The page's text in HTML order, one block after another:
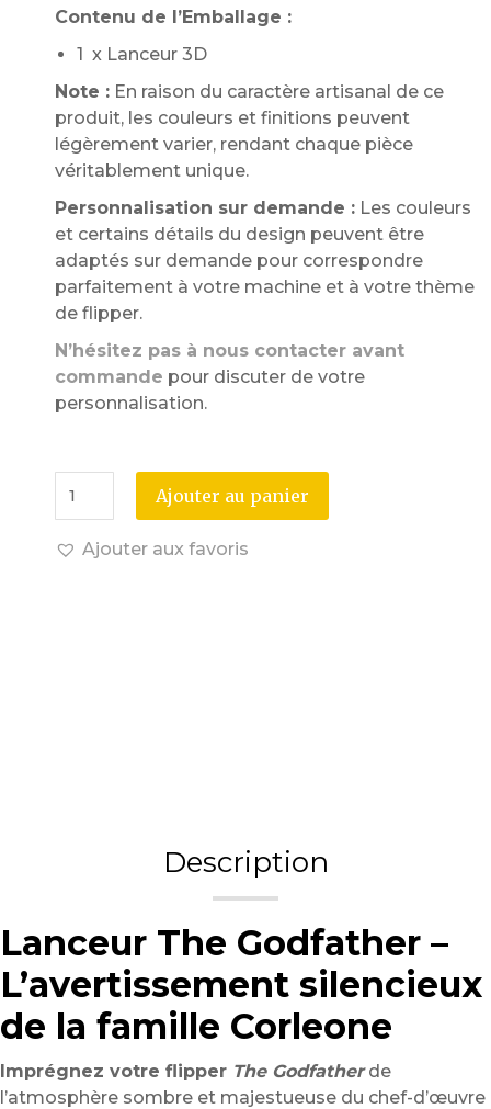
Contenu de l’Emballage :
1 x Lanceur 3D
Note : En raison du caractère artisanal de ce
produit, les couleurs et finitions peuvent
légèrement varier, rendant chaque pièce
véritablement unique.
Personnalisation sur demande : Les couleurs
et certains détails du design peuvent être
adaptés sur demande pour correspondre
parfaitement à votre machine et à votre thème
de flipper.
N’hésitez pas à nous contacter avant
commande pour discuter de votre
personnalisation.
Ajouter au panier
Ajouter aux favoris
Description
Lanceur The Godfather –
L’avertissement silencieux
de la famille Corleone
Imprégnez votre flipper The Godfatherde
l’atmosphère sombre et majestueuse du chef-d’œuvre